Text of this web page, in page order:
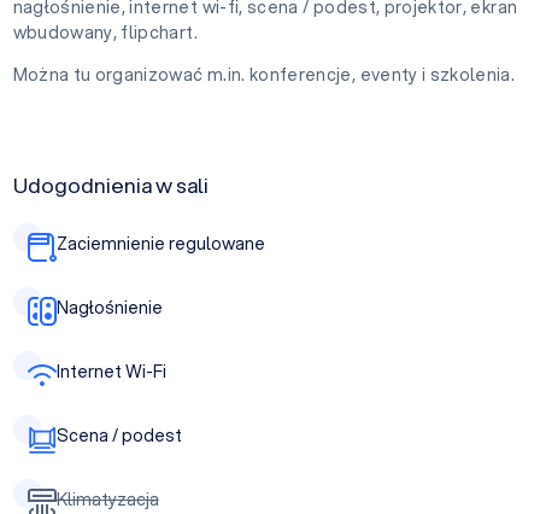
nagłośnienie, internet wi-fi, scena / podest, projektor, ekran
wbudowany, flipchart.
Można tu organizować m.in. konferencje, eventy i szkolenia.
Udogodnienia w sali
Zaciemnienie regulowane
Nagłośnienie
Internet Wi-Fi
Scena / podest
Klimatyzacja